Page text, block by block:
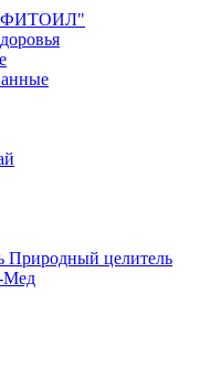
"ФИТОИЛ"
Природный целитель
Мед